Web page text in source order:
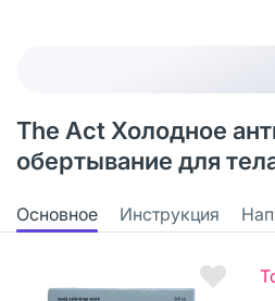
The Act Холодное
обертывание для
Основное Инструкция